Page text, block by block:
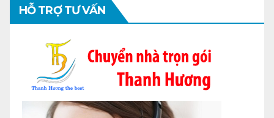
HỖ TRỢ TƯ VẤN